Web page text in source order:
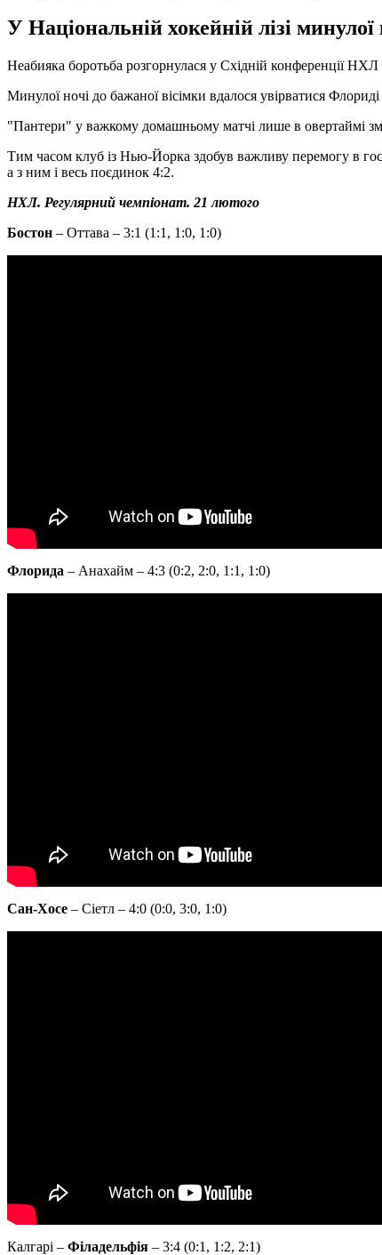
У Національній хокейній лізі
Неабияка боротьба розгорнулася у Східній конференції
Минулої ночі до бажаної вісімки вдалося увірватися
"Пантери" у важкому домашньому матчі лише в овертаймі
Тим часом клуб із Нью-Йорка здобув важливу перемогу в
а з ним і весь поєдинок 4:2.
НХЛ. Регулярний чемпіонат. 21 лютого
Бостон – Оттава – 3:1 (1:1, 1:0, 1:0)
Флорида – Анахайм – 4:3 (0:2, 2:0, 1:1, 1:0)
Сан-Хосе – Сіетл – 4:0 (0:0, 3:0, 1:0)
Калгарі – Філадельфія – 3:4 (0:1, 1:2, 2:1)